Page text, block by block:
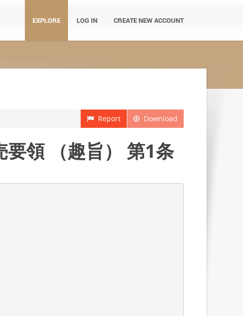
EXPLORE LOG IN CREATE NEW ACCOUNT
Download
Report
領 （趣旨） 第1条